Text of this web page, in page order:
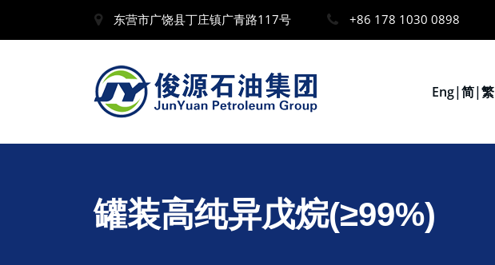
东营市广饶县丁庄镇广青路117号 +86 178 1030 0898
Eng|简|繁
罐装高纯异戊烷(≥99%)